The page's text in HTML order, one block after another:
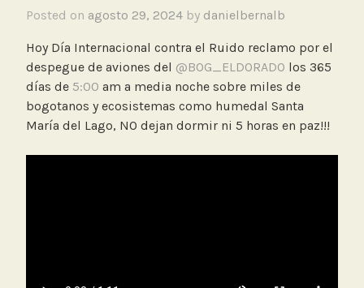
Posted on agosto 29, 2024 by danielbernalb
Hoy Día Internacional contra el Ruido reclamo por el
despegue de aviones del @BOG_ELDORADO los 365
días de 5:00 am a media noche sobre miles de
bogotanos y ecosistemas como humedal Santa
María del Lago, NO dejan dormir ni 5 horas en paz!!!